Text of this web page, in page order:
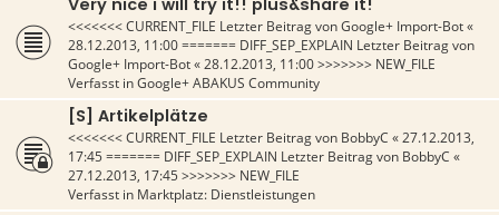
Very nice i will try it!! plus&share it!
<<<<<<< CURRENT_FILE Letzter Beitrag vonGoogle+ Import-Bot«
28.12.2013, 11:00======= DIFF_SEP_EXPLAIN Letzter Beitrag von
Google+ Import-Bot«28.12.2013, 11:00>>>>>>> NEW_FILE
Verfasst inGoogle+ ABAKUS Community
[S] Artikelplätze
<<<<<<< CURRENT_FILE Letzter Beitrag von BobbyC «27.12.2013,
17:45======= DIFF_SEP_EXPLAIN Letzter Beitrag von BobbyC «
27.12.2013, 17:45>>>>>>> NEW_FILE
Verfasst in Marktplatz: Dienstleistungen